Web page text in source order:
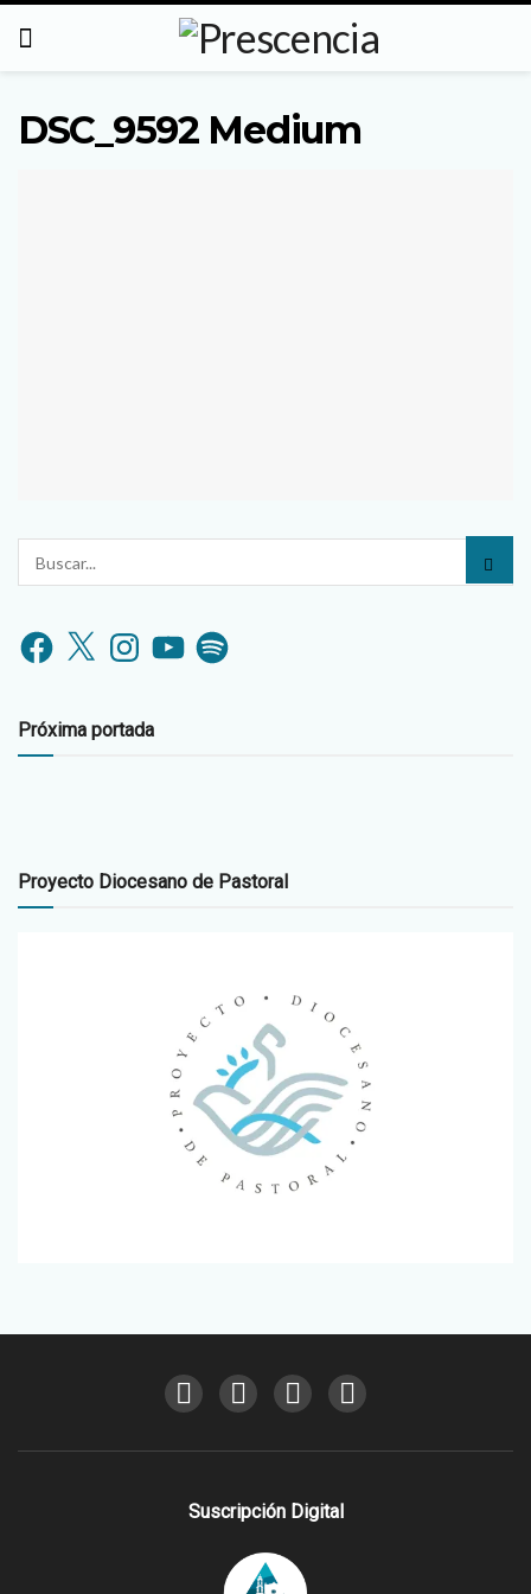
DSC_9592 Medium
Facebook
X Instagram
YouTube
Spotify
Próxima portada
Proyecto Diocesano de Pastoral
Suscripción Digital